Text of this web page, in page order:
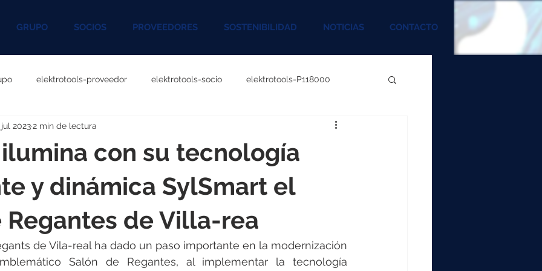
GRUPO SOCIOS PROVEEDORES SOSTENIBILIDAD NOTICIAS CONTACTO
elektrotools-proveedor elektrotools-socio elektrotools-P118000
P060000 elektrotools-P027000
P096000 elektrotools-P041000 elektrotools-P083000
P046000 elektrotools-P121000 elektrotools-P118000
con su tecnología
y dinámica SylSmart el
Regantes de Villa-rea
20232 min de lectura
de Vila-real ha dado un paso importante en la modernización
Salón de Regantes, al implementar la tecnología